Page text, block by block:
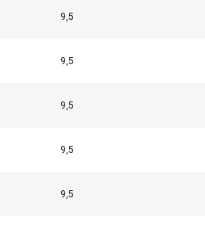
9,5
9,5
9,5
9,5
9,5